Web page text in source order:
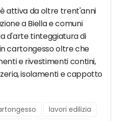
attiva da oltre trent'anni
a Biella e comuni
d'arte tinteggiatura di
cartongesso oltre che
e rivestimenti contini,
isolamenti e cappotto
lavori edilizia